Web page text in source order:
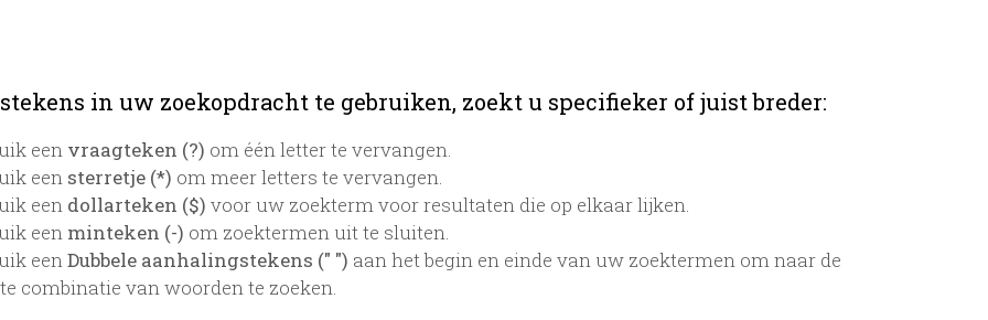
in uw zoekopdracht te gebruiken, zoekt u specifieker of juist breder:
een vraagteken (?) om één letter te vervangen.
een sterretje (*) om meer letters te vervangen.
een dollarteken ($) voor uw zoekterm voor resultaten die op elkaar lijken.
een minteken (-) om zoektermen uit te sluiten.
eenDubbele aanhalingstekens (" ") aan het begin en einde van uw zoektermen om naar de
combinatie van woorden te zoeken.